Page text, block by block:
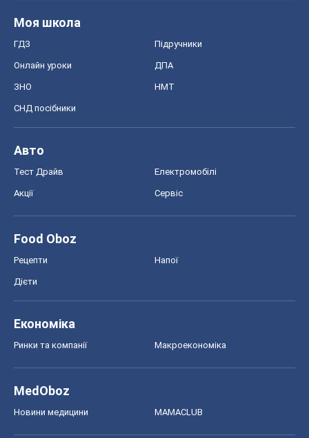
Моя школа
ГДЗ Підручники
Онлайн уроки ДПА
ЗНО НМТ
СНД посібники
Авто
Тест Драйв Електромобілі
Акції Сервіс
Food Oboz
Рецепти Напої
Дієти
Економіка
Ринки та компанії Макроекономіка
MedOboz
Новини медицини MAMACLUB